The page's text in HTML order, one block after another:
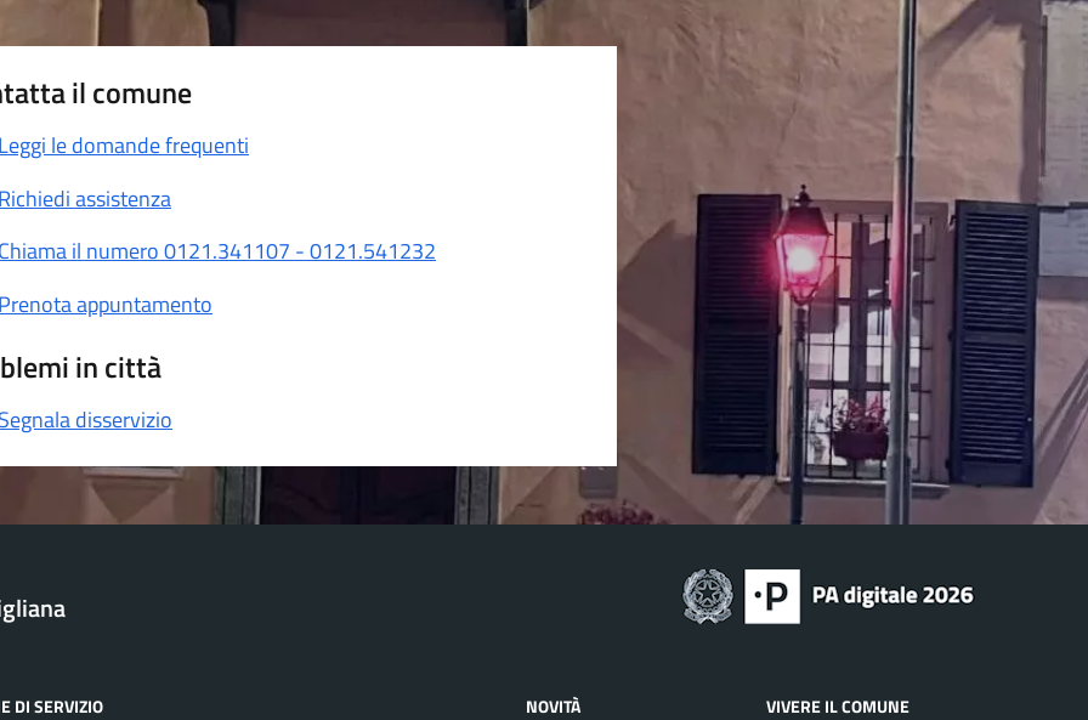
il comune
Leggi le domande frequenti
Richiedi assistenza
Chiama il numero 0121.341107 - 0121.541232
Prenota appuntamento
in città
Segnala disservizio
DI SERVIZIO NOVITÀ VIVERE IL COMUNE